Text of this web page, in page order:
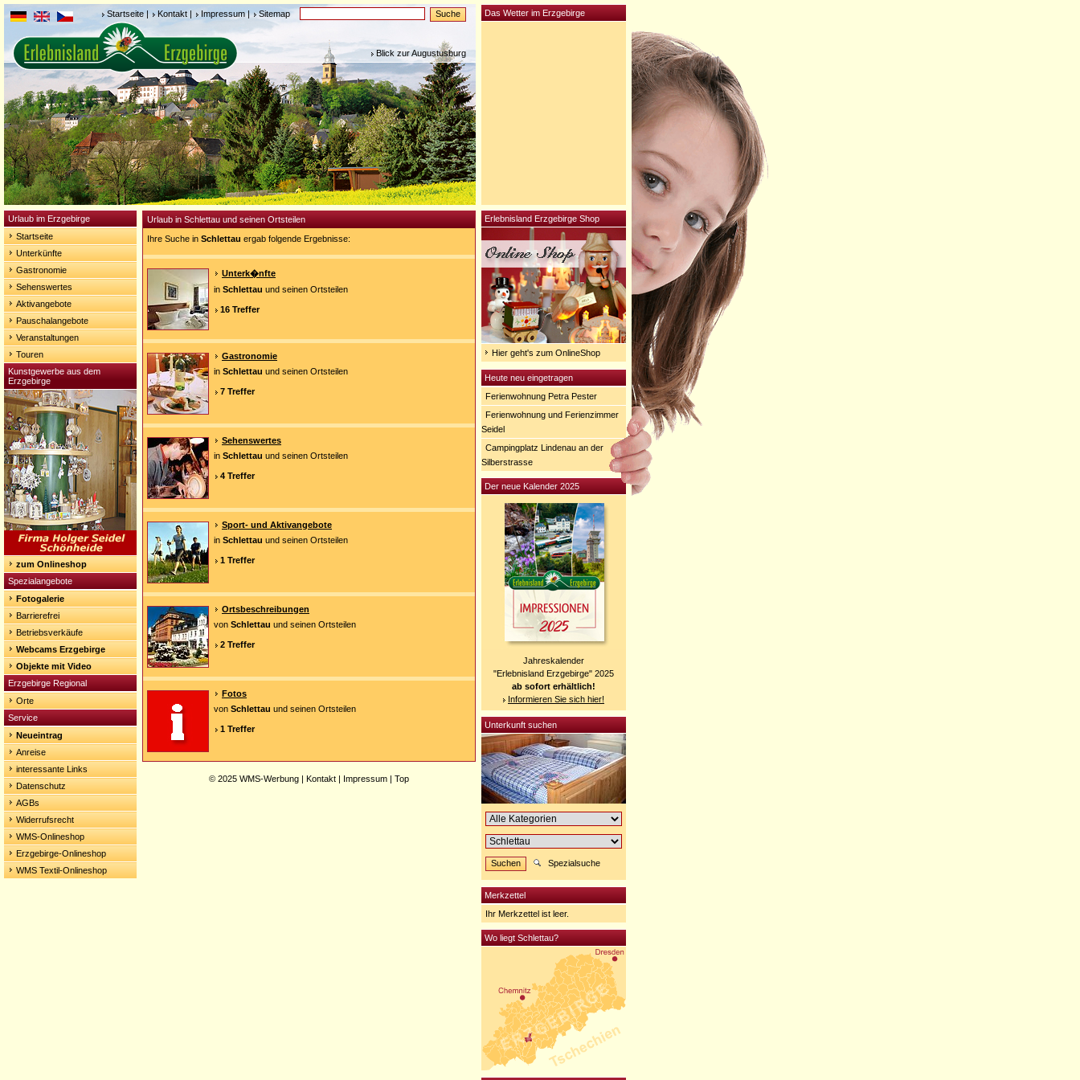
Startseite | Kontakt | Impressum| Sitemap
Blick zur Augustusburg
Urlaub im Erzgebirge
Startseite
Unterkünfte
Gastronomie
Sehenswertes
Aktivangebote
Pauschalangebote
Veranstaltungen
Touren
Kunstgewerbe aus dem
Erzgebirge
zum Onlineshop
Spezialangebote
Fotogalerie
Barrierefrei
Betriebsverkäufe
Webcams Erzgebirge
Objekte mit Video
Erzgebirge Regional
Orte
Service
Neueintrag
Anreise
interessante Links
Datenschutz
AGBs
Widerrufsrecht
WMS-Onlineshop
Erzgebirge-Onlineshop
WMS Textil-Onlineshop
Urlaub in Schlettau und seinen Ortsteilen
Ihre Suche in Schlettau ergab folgende Ergebnisse:
Unterk�nfte
in Schlettau und seinen Ortsteilen
16 Treffer
Gastronomie
in Schlettau und seinen Ortsteilen
7 Treffer
Sehenswertes
in Schlettau und seinen Ortsteilen
4 Treffer
Sport- und Aktivangebote
in Schlettau und seinen Ortsteilen
1 Treffer
Ortsbeschreibungen
von Schlettau und seinen Ortsteilen
2 Treffer
Fotos
von Schlettau und seinen Ortsteilen
1 Treffer
© 2025 WMS-Werbung | Kontakt | Impressum | Top
Erlebnisland Erzgebirge Shop
Hier geht's zum OnlineShop
Heute neu eingetragen
Ferienwohnung Petra Pester
Ferienwohnung und Ferienzimmer
Seidel
Campingplatz Lindenau an der
Silberstrasse
Der neue Kalender 2025
Jahreskalender
"Erlebnisland Erzgebirge" 2025
ab sofort erhältlich!
Informieren Sie sich hier!
Unterkunft suchen
Spezialsuche
Merkzettel
Ihr Merkzettel ist leer.
Wo liegt Schlettau?
Das Wetter im Erzgebirge